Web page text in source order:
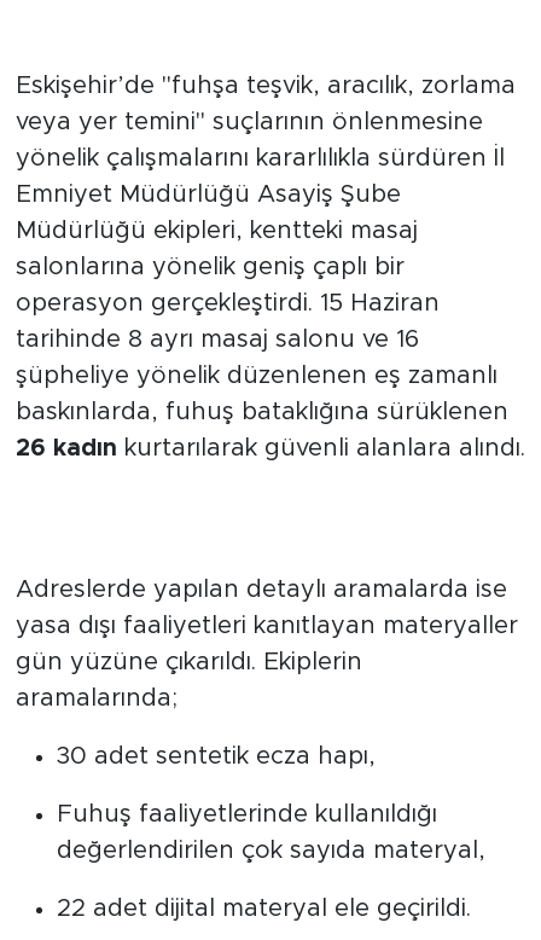
Eskişehir’de "fuhşa teşvik, aracılık, zorlama
veya yer temini" suçlarının önlenmesine
yönelik çalışmalarını kararlılıkla sürdüren İl
Emniyet Müdürlüğü Asayiş Şube
Müdürlüğü ekipleri, kentteki masaj
salonlarına yönelik geniş çaplı bir
operasyon gerçekleştirdi. 15 Haziran
tarihinde 8 ayrı masaj salonu ve 16
şüpheliye yönelik düzenlenen eş zamanlı
baskınlarda, fuhuş bataklığına sürüklenen
26 kadın kurtarılarak güvenli alanlara alındı.
Adreslerde yapılan detaylı aramalarda ise
yasa dışı faaliyetleri kanıtlayan materyaller
gün yüzüne çıkarıldı. Ekiplerin
aramalarında;
30 adet sentetik ecza hapı,
Fuhuş faaliyetlerinde kullanıldığı
değerlendirilen çok sayıda materyal,
22 adet dijital materyal ele geçirildi.